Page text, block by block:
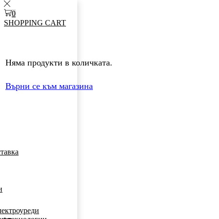
0
SHOPPING CART
Няма продукти в количката.
Върни се към магазина